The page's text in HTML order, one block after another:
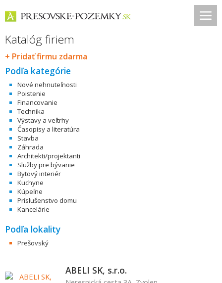
Katalóg firiem
+ Pridať firmu zdarma
Podľa kategórie
Nové nehnuteľnosti
Poistenie
Financovanie
Technika
Výstavy a veľtrhy
Časopisy a literatúra
Stavba
Záhrada
Architekti/projektanti
Služby pre bývanie
Bytový interiér
Kuchyne
Kúpeľne
Príslušenstvo domu
Kancelárie
Podľa lokality
Prešovský
ABELI SK, s.r.o.